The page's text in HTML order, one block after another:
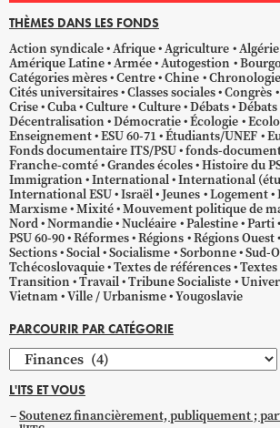
THÈMES DANS LES FONDS
Action syndicale Afrique Agriculture Algérie
Amérique Latine Armée Autogestion
Catégories mères Centre Chine Chronologie
Cités universitaires Classes sociales Congrès
Crise Cuba Culture Culture Débats
Décentralisation Démocratie Écologie
Enseignement ESU 60-71 Étudiants/UNEF
Fonds documentaire ITS/PSU fonds-
Franche-comté Grandes écoles Histoire du
Immigration International International
International ESU Israël Jeunes Logement
Marxisme Mixité Mouvement politique de
Nord Normandie Nucléaire Palestine Parti
PSU 60-90 Réformes Régions Régions Ouest
Sections Social Socialisme Sorbonne Sud-
Tchécoslovaquie Textes de références
Transition Travail Tribune Socialiste
Vietnam Ville / Urbanisme Yougoslavie
PARCOURIR PAR CATÉGORIE
Parcourir
par
catégorie
L'ITS ET VOUS
Soutenez financièrement, publiquement ;